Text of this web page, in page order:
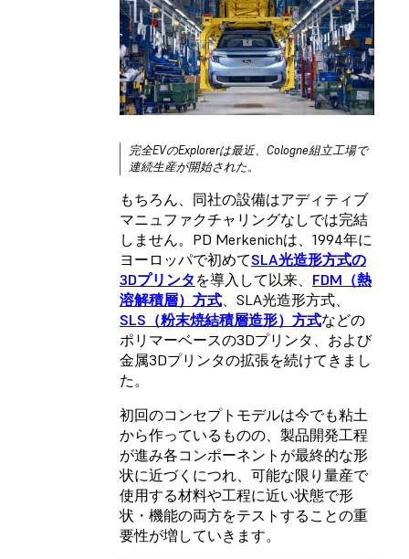
完全EVのExplorerは最近、Cologne組立工場で
連続生産が開始された。
もちろん、同社の設備はアディティブ
マニュファクチャリングなしでは完結
しません。PD Merkenichは、1994年に
ヨーロッパで初めてSLA光造形方式の
3Dプリンタ を導入して以来、 FDM（熱
溶解積層）方式、SLA光造形方式、
SLS（粉末焼結積層造形）方式などの
ポリマーベースの3Dプリンタ、および
金属3Dプリンタの拡張を続けてきまし
た。
初回のコンセプトモデルは今でも粘土
から作っているものの、製品開発工程
が進み各コンポーネントが最終的な形
状に近づくにつれ、可能な限り量産で
使用する材料や工程に近い状態で形
状・機能の両方をテストすることの重
要性が増していきます。